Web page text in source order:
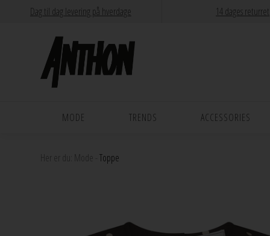
Dag til dag levering på hverdage 14 dages returret
MODE TRENDS ACCESSORIES
Her er du: Mode -Toppe